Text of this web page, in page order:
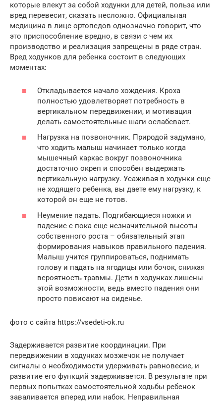
которые влекут за собой ходунки для детей, польза или
вред перевесит, сказать несложно. Официальная
медицина в лице ортопедов однозначно говорит, что
это приспособление вредно, в связи с чем их
производство и реализация запрещены в ряде стран.
Вред ходунков для ребенка состоит в следующих
моментах:
Откладывается начало хождения. Кроха
полностью удовлетворяет потребность в
вертикальном передвижении, и мотивация
делать самостоятельные шаги ослабевает.
Нагрузка на позвоночник. Природой задумано,
что ходить малыш начинает только когда
мышечный каркас вокруг позвоночника
достаточно окреп и способен выдержать
вертикальную нагрузку. Усаживая в ходунки еще
не ходящего ребенка, вы даете ему нагрузку, к
которой он еще не готов.
Неумение падать. Подгибающиеся ножки и
падение с пока еще незначительной высоты
собственного роста – обязательный этап
формирования навыков правильного падения.
Малыш учится группироваться, поднимать
голову и падать на ягодицы или бочок, снижая
вероятность травмы. Дети в ходунках лишены
этой возможности, ведь вместо падения они
просто повисают на сиденье.
фото с сайта https://vsedeti-ok.ru
Задерживается развитие координации. При
передвижении в ходунках мозжечок не получает
сигналы о необходимости удерживать равновесие, и
развитие его функций задерживается. В результате при
первых попытках самостоятельной ходьбы ребенок
заваливается вперед или набок. Неправильная